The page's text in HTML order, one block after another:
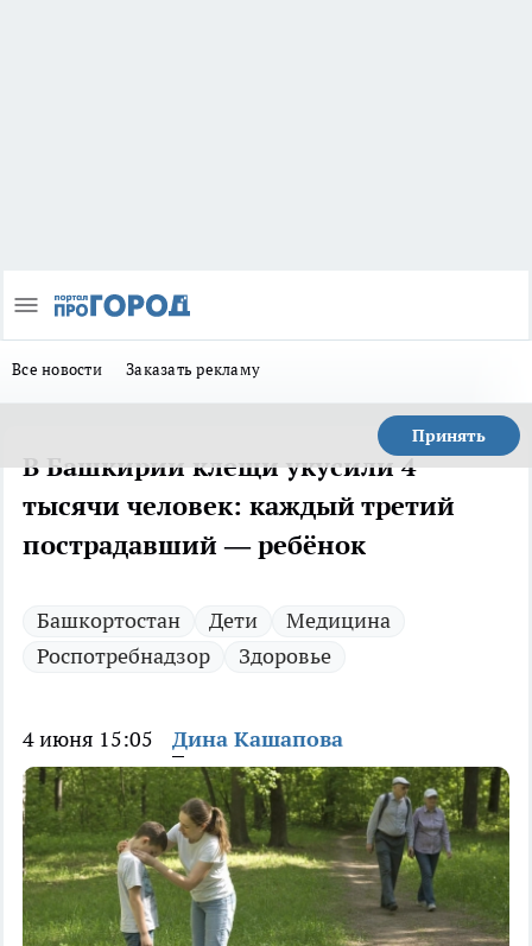
Все новости Заказать рекламу
Принять
В Башкирии клещи укусили 4
тысячи человек: каждый третий
пострадавший — ребёнок
Башкортостан Дети
Медицина
Роспотребнадзор
Здоровье
4 июня 15:05 Дина Кашапова